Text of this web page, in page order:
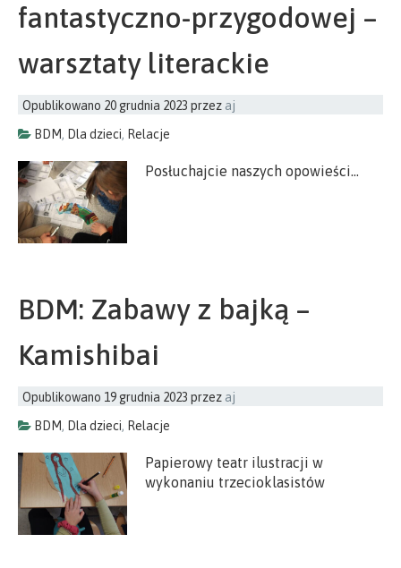
fantastyczno-przygodowej –
warsztaty literackie
Opublikowano 20 grudnia 2023 przez aj
BDM, Dla dzieci, Relacje
Posłuchajcie naszych opowieści…
BDM: Zabawy z bajką –
Kamishibai
Opublikowano 19 grudnia 2023 przez aj
BDM, Dla dzieci, Relacje
Papierowy teatr ilustracji w
wykonaniu trzecioklasistów